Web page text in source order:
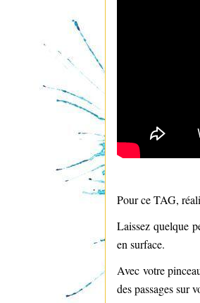
Pour ce TAG,
Laissez quelque
en surface.
Avec votre
des passages sur